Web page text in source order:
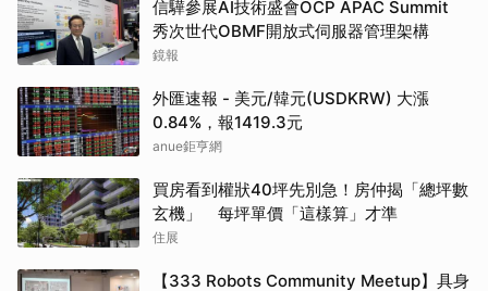
信驊參展AI技術盛會OCP APAC Summit
秀次世代OBMF開放式伺服器管理架構
鏡報
外匯速報 - 美元/韓元(USDKRW) 大漲
0.84%，報1419.3元
anue鉅亨網
買房看到權狀40坪先別急！房仲揭「總坪數
玄機」 每坪單價「這樣算」才準
住展
【333 Robots Community Meetup】具身